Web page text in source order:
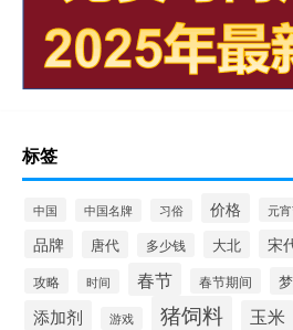
标签
中国 中国名牌 习俗 价格 元
品牌 唐代 多少钱 大北 宋
攻略 时间 春节 春节期间
添加剂 游戏 猪饲料 玉米